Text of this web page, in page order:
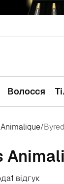
Волосся
Animalique/
1 відгук